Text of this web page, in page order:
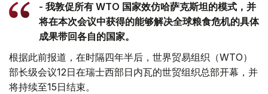
- 我敦促所有 WTO 国家效仿哈萨克斯坦的模式，并
将在本次会议中获得的能够解决全球粮食危机的具体
成果带回各自的国家。
根据此前报道，在时隔四年半后，世界贸易组织（WTO）
部长级会议12日在瑞士西部日内瓦的世贸组织总部开幕，并
将持续至15日结束。